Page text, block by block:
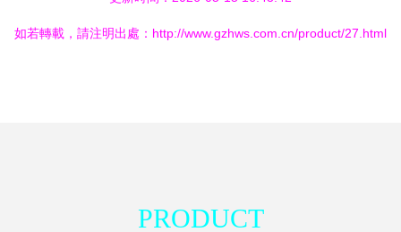
如若轉載，請注明出處：http://www.gzhws.com.cn/product/27.html
PRODUCT